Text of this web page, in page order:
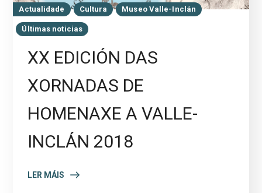
Actualidade Cultura Museo Valle-Inclán
Últimas noticias
XX EDICIÓN DAS
XORNADAS DE
HOMENAXE A VALLE-
INCLÁN 2018
LER MÁIS